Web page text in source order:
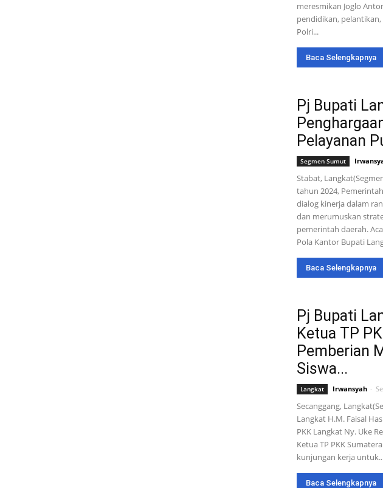
meresmikan Joglo
pendidikan,
Polri...
Baca Selengkapnya
Pj Bupati
Pelayanan
Segmen Sumut
Stabat,
tahun 2024,
dialog kinerja dalam
dan merumuskan
pemerintah daerah.
Pola Kantor Bupati
Baca Selengkapnya
Pj Bupati
Ketua TP
Pemberian
Siswa...
Langkat Irwansyah -
Secanggang,
Langkat H.M. Faisal
PKK Langkat Ny. Uke
Ketua TP PKK
kunjungan kerja
Baca Selengkapnya